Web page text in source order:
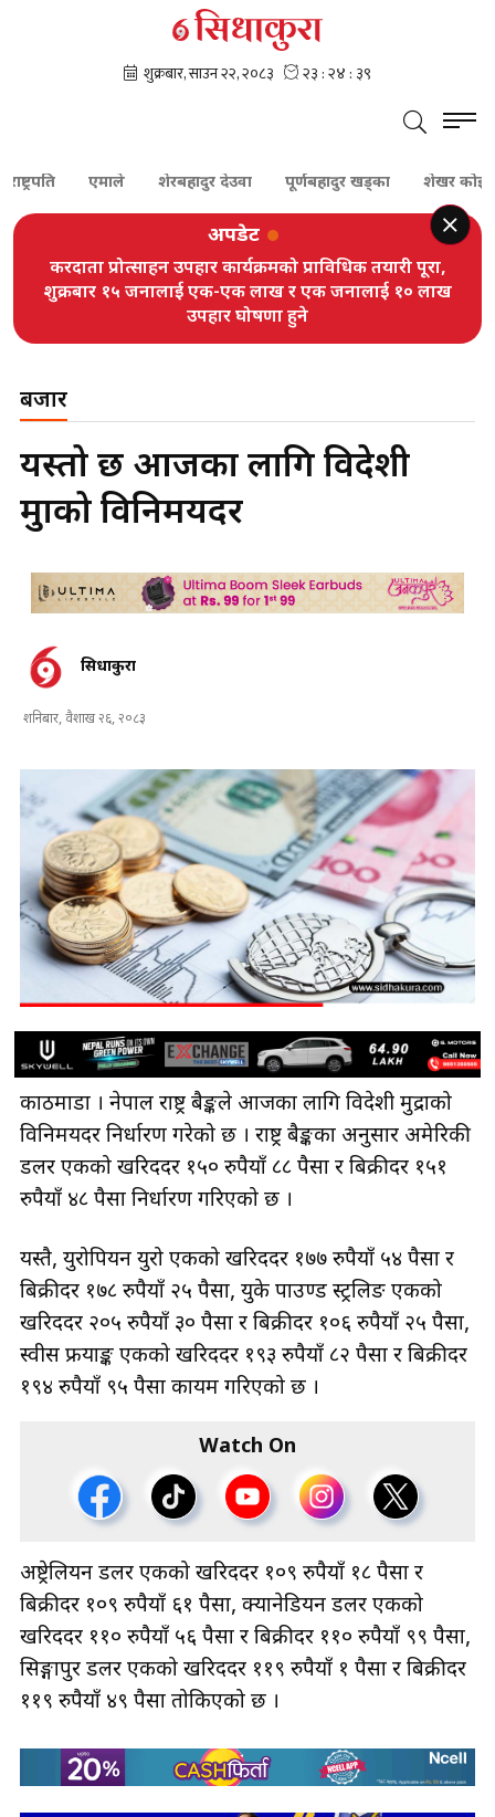
एमाले शेरबहादुर देउवा पूर्णबहादुर खड्का शेखर कोइराला
अपडेट
करदाता प्रोत्साहन उपहार कार्यक्रमको प्राविधिक तयारी पूरा,
शुक्रबार १५ जनालाई एक-एक लाख र एक जनालाई १० लाख
उपहार घोषणा हुने
बजार
यस्तो छ आजका लागि विदेशी
मुद्राको विनिमयदर
सिधाकुरा
शनिबार, वैशाख २६, २०८३
काठमाडौँ । नेपाल राष्ट्र बैङ्कले आजका लागि विदेशी मुद्राको
विनिमयदर निर्धारण गरेको छ । राष्ट्र बैङ्कका अनुसार अमेरिकी
डलर एकको खरिददर १५० रुपैयाँ ८८ पैसा र बिक्रीदर १५१
रुपैयाँ ४८ पैसा निर्धारण गरिएको छ ।
यस्तै, युरोपियन युरो एकको खरिददर १७७ रुपैयाँ ५४ पैसा र
बिक्रीदर १७८ रुपैयाँ २५ पैसा, युके पाउण्ड स्ट्रलिङ एकको
खरिददर २०५ रुपैयाँ ३० पैसा र बिक्रीदर १०६ रुपैयाँ २५ पैसा,
स्वीस फ्रयाङ्क एकको खरिददर १९३ रुपैयाँ ८२ पैसा र बिक्रीदर
१९४ रुपैयाँ ९५ पैसा कायम गरिएको छ ।
Watch On
अष्ट्रेलियन डलर एकको खरिददर १०९ रुपैयाँ १८ पैसा र
बिक्रीदर १०९ रुपैयाँ ६१ पैसा, क्यानेडियन डलर एकको
खरिददर ११० रुपैयाँ ५६ पैसा र बिक्रीदर ११० रुपैयाँ ९९ पैसा,
सिङ्गापुर डलर एकको खरिददर ११९ रुपैयाँ १ पैसा र बिक्रीदर
११९ रुपैयाँ ४९ पैसा तोकिएको छ ।